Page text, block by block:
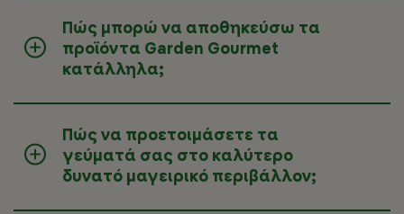
Πώς μπορώ να αποθηκεύσω τα
προϊόντα Garden Gourmet
κατάλληλα;
Πώς να προετοιμάσετε τα
γεύματά σας στο καλύτερο
δυνατό μαγειρικό περιβάλλον;